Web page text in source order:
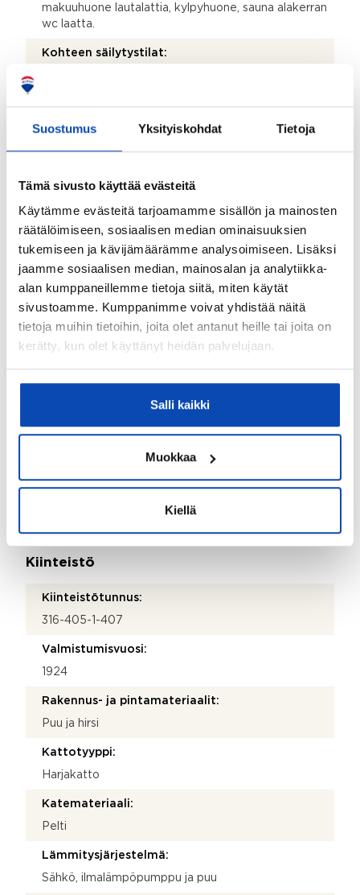
Suostumus Yksityiskohdat Tietoja
Tämä sivusto käyttää evästeitä
Käytämme evästeitä tarjoamamme sisällön ja mainosten
räätälöimiseen, sosiaalisen median ominaisuuksien
tukemiseen ja kävijämäärämme analysoimiseen. Lisäksi
jaamme sosiaalisen median, mainosalan ja analytiikka-
alan kumppaneillemme tietoja siitä, miten käytät
sivustoamme. Kumppanimme voivat yhdistää näitä
tietoja muihin tietoihin, joita olet antanut heille tai joita on
kerätty, kun olet käyttänyt heidän palvelujaan.
Salli kaikki
Muokkaa
Kiellä
makuuhuone lautalattia, kylpyhuone, sauna alakerran
wc laatta.
Kohteen säilytystilat:
Myyjän aikana huoneistoon tehdyt toimenpiteet:
2020 alakerran wc ja pintaremonttia 2024 kaksi
ulkoseinää vaihdettu huonot hirret uusiin, laitettu
tuulentuojalevyt, paneloitu, asennettu tippapellit ja
maalattu ikkunat. 2025 Sauna maalattu ja vaihdettu
lauteet. Pesuhuoneen lattia saumattu uudestaan,
ovet ja katto maalattu ja uusittu kaapinovet.
Rappuset ja yläkerran kaiteet maalattu.
Kohteen yleiskunto:
Kiinteistö
Kiinteistötunnus:
316-405-1-407
Valmistumisvuosi:
1924
Rakennus- ja pintamateriaalit:
Puu ja hirsi
Kattotyyppi:
Harjakatto
Katemateriaali:
Pelti
Lämmitysjärjestelmä:
Sähkö, ilmalämpöpumppu ja puu